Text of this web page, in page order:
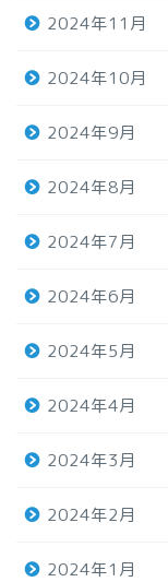
2024年11月
2024年10月
2024年9月
2024年8月
2024年7月
2024年6月
2024年5月
2024年4月
2024年3月
2024年2月
2024年1月